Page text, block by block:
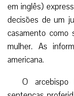
em inglês)
decisões de um
casamento como
mulher. As
americana.
O